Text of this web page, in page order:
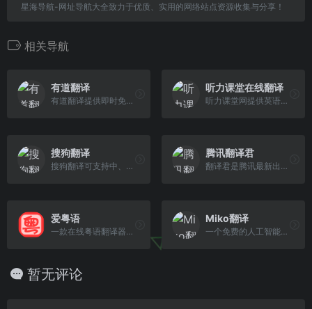
星海导航-网址导航大全致力于优质、实用的网络站点资源收集与分享！
相关导航
有道翻译
有道翻译提供即时免费的中文、英语、日语、韩语、法语、德语、俄语、西班牙语、葡萄牙语、越南语、印尼语、意大利语、荷兰语、泰语全文翻译、网页翻译、文档翻译、PDF翻译、DOC翻译、PPT翻译、人工翻译、同传等服务。
听力课堂在线翻译
听力课堂网提供英语在线翻译，准确度高。在线词典可以查询英语单词是什么意思，单词音标真人发音、例句、用法等，让你听懂单词、会用单词。
搜狗翻译
搜狗翻译可支持中、英、法、日等50多种语言之间的互译功能，为您即时免费提供字词、短语、文本翻译服务。
腾讯翻译君
翻译君是腾讯最新出品的实时会话翻译软件，支持中、英、日、韩等多门语言。具有精准语言识别，高效、免费等特点。非常适用于境外旅游、对外交流、口语练习等情境，让你体验同声传译般的流畅和快感。
爱粤语
一款在线粤语翻译器。支持粤语和普通话互转、繁简转换以及语音播放的功能。
Miko翻译
一个免费的人工智能翻译
暂无评论